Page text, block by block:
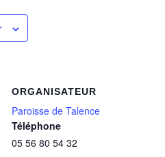
ORGANISATEUR
Paroisse de Talence
Téléphone
05 56 80 54 32